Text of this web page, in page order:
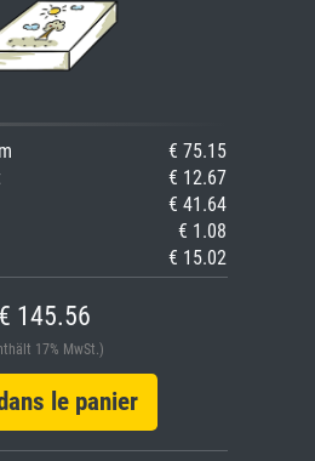
€ 75.15
€ 12.67
€ 41.64
€ 1.08
€ 15.02
€ 145.56
17% MwSt.)
le panier